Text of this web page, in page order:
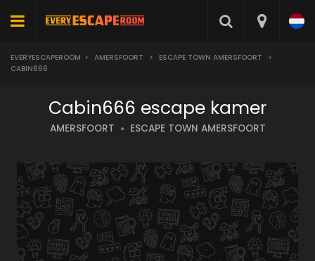
EVERYESCAPEROOM > AMERSFOORT > ESCAPE TOWN AMERSFOORT
>
CABIN666
Cabin666 escape kamer
AMERSFOORT ESCAPE TOWN AMERSFOORT